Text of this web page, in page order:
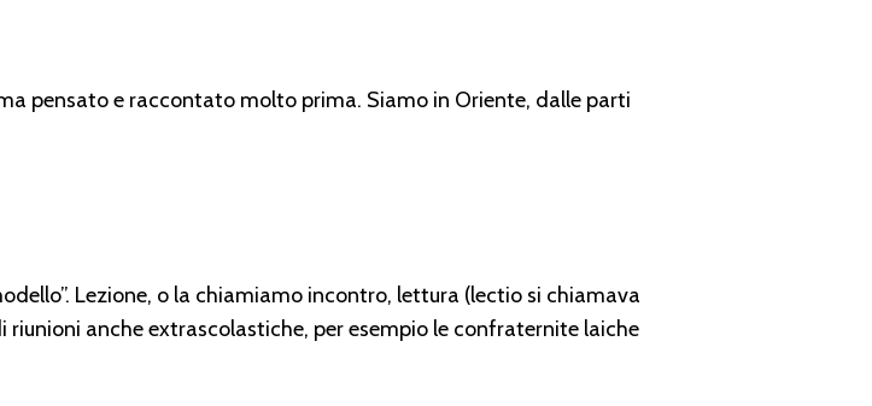
pensato e raccontato molto prima. Siamo in Oriente, dalle parti
Lezione, o la chiamiamo incontro, lettura (lectio si chiamava
riunioni anche extrascolastiche, per esempio le confraternite laiche